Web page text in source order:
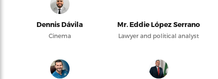
Dennis Dávila
Cinema
Mr. Eddie López Serrano
Lawyer and political analyst